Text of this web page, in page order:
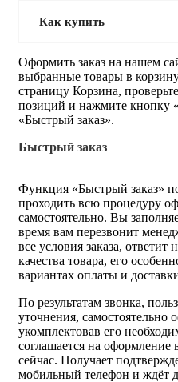
Как купить
Оформить заказ на нашем
выбранные товары в
страницу Корзина,
позиций и нажмите кнопку
«Быстрый заказ».
Быстрый заказ
Функция «Быстрый заказ»
проходить всю процедуру
самостоятельно. Вы
время вам перезвонит
все условия заказа,
качества товара, его
вариантах оплаты и
По результатам звонка,
уточнения, самостоятельно
укомплектовав его
соглашается на оформление
сейчас. Получает
мобильный телефон и ждёт